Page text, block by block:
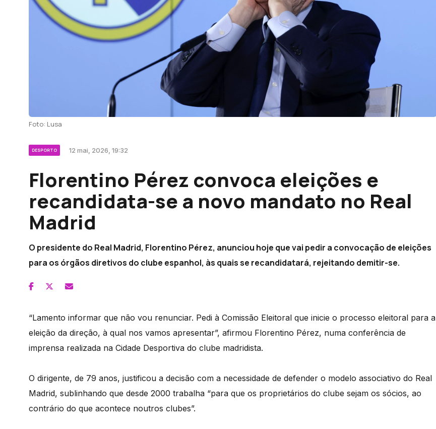
Foto: Lusa
DESPORTO 12 mai, 2026, 19:32
Florentino Pérez convoca eleições e
recandidata-se a novo mandato no Real
Madrid
O presidente do Real Madrid, Florentino Pérez, anunciou hoje que vai pedir a convocação de eleições
para os órgãos diretivos do clube espanhol, às quais se recandidatará, rejeitando demitir-se.
“Lamento informar que não vou renunciar. Pedi à Comissão Eleitoral que inicie o processo eleitoral para a
eleição da direção, à qual nos vamos apresentar”, afirmou Florentino Pérez, numa conferência de
imprensa realizada na Cidade Desportiva do clube madridista.
O dirigente, de 79 anos, justificou a decisão com a necessidade de defender o modelo associativo do Real
Madrid, sublinhando que desde 2000 trabalha “para que os proprietários do clube sejam os sócios, ao
contrário do que acontece noutros clubes”.